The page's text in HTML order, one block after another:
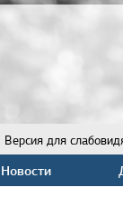
Версия для
Новости